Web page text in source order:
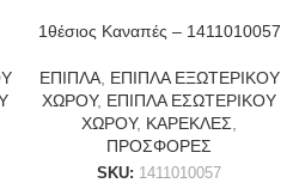
1θέσιος Καναπές – 1411010057
ΕΠΙΠΛΑ, ΕΠΙΠΛΑ ΕΞΩΤΕΡΙΚΟΥ
ΧΩΡΟΥ, ΕΠΙΠΛΑ ΕΣΩΤΕΡΙΚΟΥ
ΧΩΡΟΥ, ΚΑΡΕΚΛΕΣ
ΠΡΟΣΦΟΡΕΣ
SKU: 1411010057